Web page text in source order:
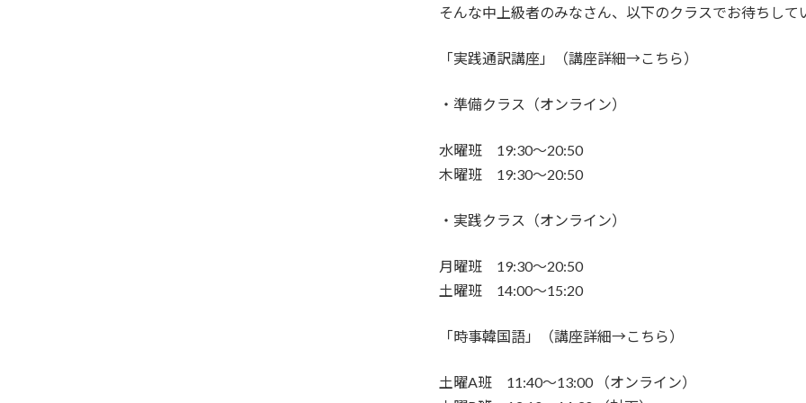
そんな中上級者のみなさん、以下のクラスでお待ちして
「実践通訳講座」（講座詳細→こちら）
・準備クラス（オンライン）
水曜班 19:30～20:50
木曜班 19:30～20:50
・実践クラス（オンライン）
月曜班 19:30～20:50
土曜班 14:00～15:20
「時事韓国語」（講座詳細→こちら）
土曜A班 11:40～13:00 （オンライン）